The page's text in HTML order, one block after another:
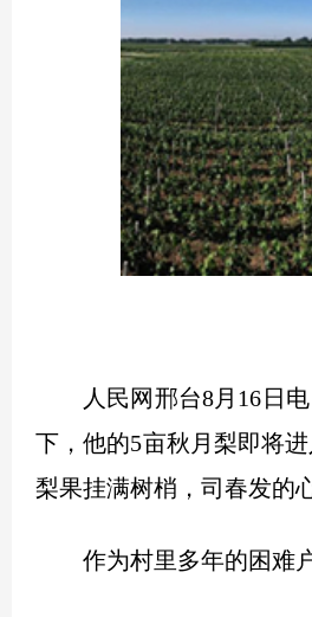
人民网邢台8月16日
下，他的5亩秋月梨即将
梨果挂满树梢，司春发的
作为村里多年的困难